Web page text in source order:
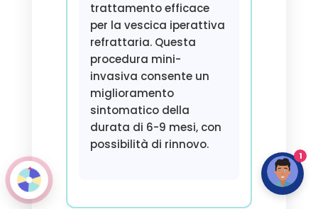
trattamento efficace
per la vescica iperattiva
refrattaria. Questa
procedura mini-
invasiva consente un
miglioramento
sintomatico della
durata di 6-9 mesi, con
possibilità di rinnovo.
1